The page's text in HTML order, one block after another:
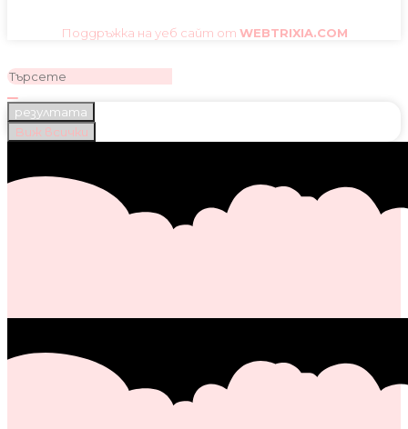
Поддръжка на уеб сайт от WEBTRIXIA.COM
резултата
Виж всички